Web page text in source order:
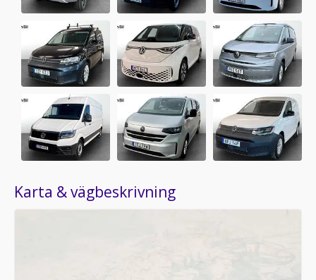
Karta & vägbeskrivning